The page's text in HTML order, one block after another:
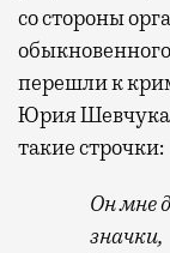
со стороны
перешли к
Юрия Шевчука
такие строчки:
Он мне
значки,